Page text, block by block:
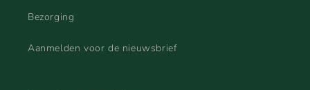
Bezorging
Aanmelden voor de nieuwsbrief